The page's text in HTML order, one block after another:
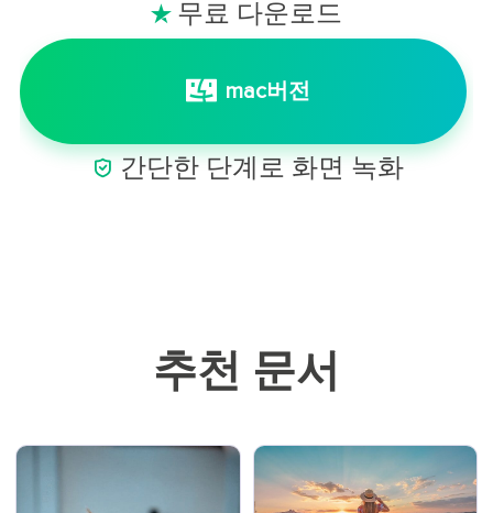
 무료 다운로드
mac버전
 간단한 단계로 화면 녹화
추천 문서